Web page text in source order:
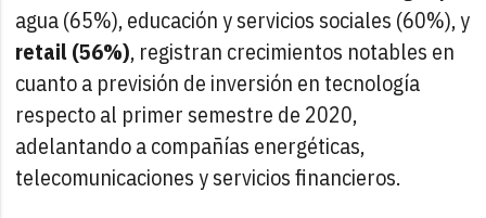
agua (65%), educación y servicios sociales (60%), y
retail (56%), registran crecimientos notables en
cuanto a previsión de inversión en tecnología
respecto al primer semestre de 2020,
adelantando a compañías energéticas,
telecomunicaciones y servicios financieros.